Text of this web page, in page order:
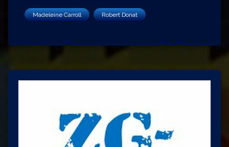
Madeleine Carroll Robert Donat